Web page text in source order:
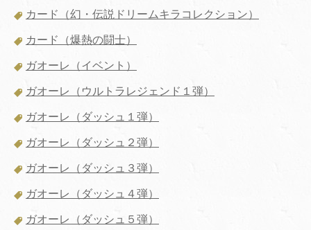
カード（幻・伝説ドリームキラコレクション）
カード（爆熱の闘士）
ガオーレ（イベント）
ガオーレ（ウルトラレジェンド１弾）
ガオーレ（ダッシュ１弾）
ガオーレ（ダッシュ２弾）
ガオーレ（ダッシュ３弾）
ガオーレ（ダッシュ４弾）
ガオーレ（ダッシュ５弾）